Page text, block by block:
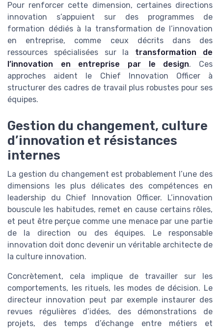
Pour renforcer cette dimension, certaines directions
innovation s’appuient sur des programmes de
formation dédiés à la transformation de l’innovation
en entreprise, comme ceux décrits dans des
ressources spécialisées sur la transformation de
l’innovation en entreprise par le design. Ces
approches aident le Chief Innovation Officer à
structurer des cadres de travail plus robustes pour ses
équipes.
Gestion du changement, culture
d’innovation et résistances
internes
La gestion du changement est probablement l’une des
dimensions les plus délicates des compétences en
leadership du Chief Innovation Officer. L’innovation
bouscule les habitudes, remet en cause certains rôles,
et peut être perçue comme une menace par une partie
de la direction ou des équipes. Le responsable
innovation doit donc devenir un véritable architecte de
la culture innovation.
Concrètement, cela implique de travailler sur les
comportements, les rituels, les modes de décision. Le
directeur innovation peut par exemple instaurer des
revues régulières d’idées, des démonstrations de
projets, des temps d’échange entre métiers et